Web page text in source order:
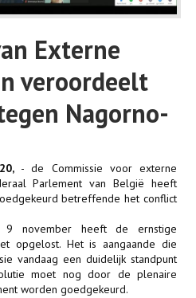
Externe
veroordeelt
Nagorno-
- de Commissie voor externe
Parlement van België heeft
betreffende het conflict
9 november heeft de ernstige
opgelost. Het is aangaande die
vandaag een duidelijk standpunt
moet nog door de plenaire
worden goedgekeurd.